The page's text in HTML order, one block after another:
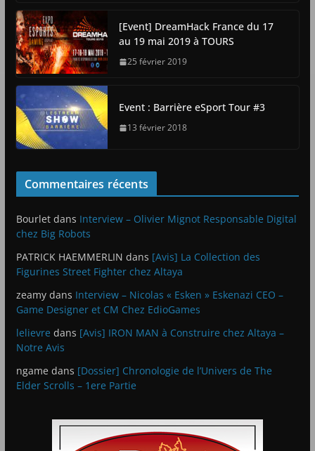
[Event] DreamHack France du 17
au 19 mai 2019 à TOURS
25 février 2019
Event : Barrière eSport Tour #3
13 février 2018
Commentaires récents
Bourletdans Interview – Olivier Mignot Responsable Digital
chez Big Robots
PATRICK HAEMMERLIN dans [Avis] La Collection des
Figurines Street Fighter chez Altaya
zeamydans Interview – Nicolas « Esken » Eskenazi CEO –
Game Designer et CM Chez EdioGames
lelievre dans [Avis] IRON MAN à Construire chez Altaya –
Notre Avis
ngame dans [Dossier] Chronologie de l’Univers de The
Elder Scrolls – 1ere Partie